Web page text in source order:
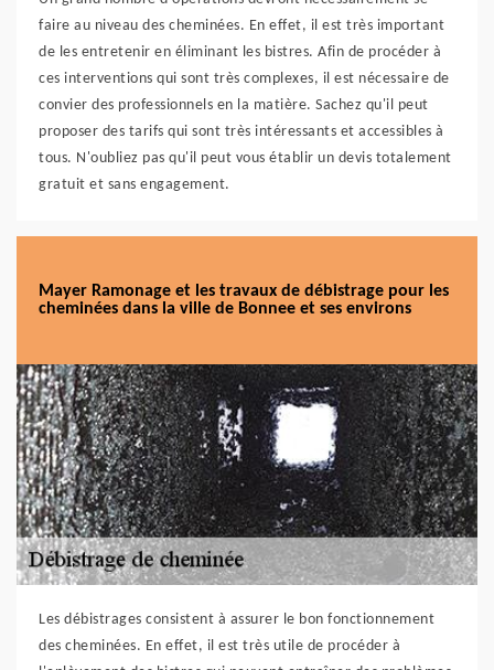
faire au niveau des cheminées. En effet, il est très important
de les entretenir en éliminant les bistres. Afin de procéder à
ces interventions qui sont très complexes, il est nécessaire de
convier des professionnels en la matière. Sachez qu'il peut
proposer des tarifs qui sont très intéressants et accessibles à
tous. N'oubliez pas qu'il peut vous établir un devis totalement
gratuit et sans engagement.
Mayer Ramonage et les travaux de débistrage pour les
cheminées dans la ville de Bonnee et ses environs
Les débistrages consistent à assurer le bon fonctionnement
des cheminées. En effet, il est très utile de procéder à